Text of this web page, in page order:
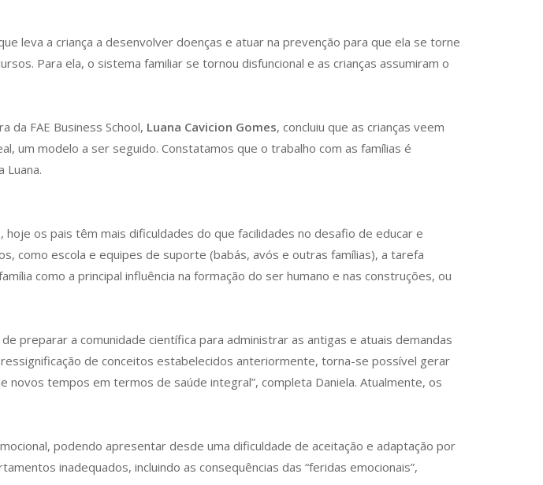
leva a criança a desenvolver doenças e atuar na prevenção para que ela se torne
Para ela, o sistema familiar se tornou disfuncional e as crianças assumiram o
da FAE Business School, Luana Cavicion Gomes, concluiu que as crianças veem
um modelo a ser seguido. Constatamos que o trabalho com as famílias é
Luana.
, hoje os pais têm mais dificuldades do que facilidades no desafio de educar e
como escola e equipes de suporte (babás, avós e outras famílias), a tarefa
como a principal influência na formação do ser humano e nas construções, ou
preparar a comunidade científica para administrar as antigas e atuais demandas
de conceitos estabelecidos anteriormente, torna-se possível gerar
tempos em termos de saúde integral”, completa Daniela. Atualmente, os
podendo apresentar desde uma dificuldade de aceitação e adaptação por
inadequados, incluindo as consequências das “feridas emocionais”,